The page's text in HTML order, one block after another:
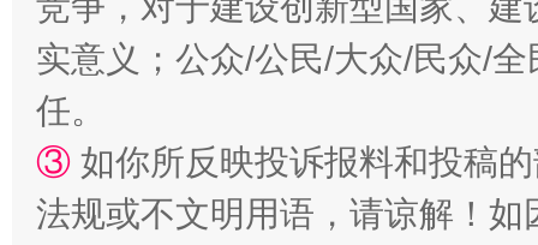
实意义；公众/公民/大众/民众/
任。
③ 如你所反映投诉报料和投稿
法规或不文明用语，请谅解！